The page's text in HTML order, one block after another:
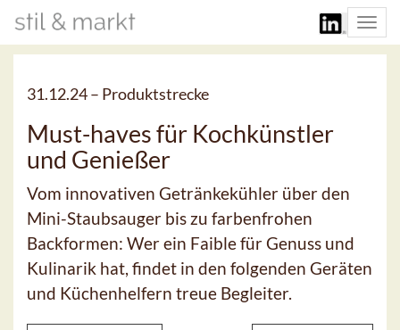
31.12.24 – Produktstrecke
Must-haves für Kochkünstler
und Genießer
Vom innovativen Getränkekühler über den
Mini-Staubsauger bis zu farbenfrohen
Backformen: Wer ein Faible für Genuss und
Kulinarik hat, findet in den folgenden Geräten
und Küchenhelfern treue Begleiter.